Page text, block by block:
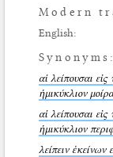
Modern
English:
Synonyms:
αἱ λείπουσαι εἰς
ἡμικύκλιον
αἱ λείπουσαι εἰς
ἡμικύκλιον
λείπειν ἐκείνων